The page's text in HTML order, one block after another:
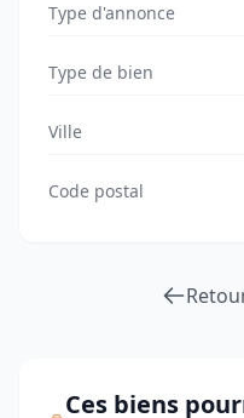
Type d'annonce
Type de bien
Ville
Code postal
Ces biens